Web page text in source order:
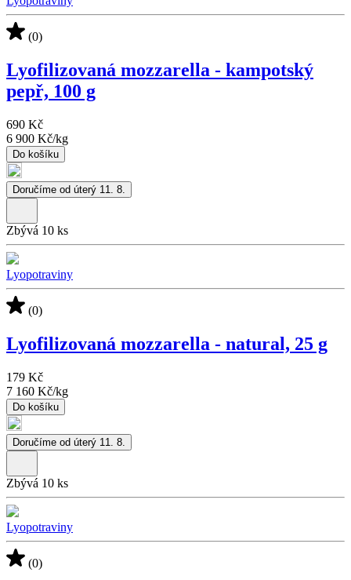
(0)
Lyofilizovaná mozzarella - kampotský
pepř, 100 g
690 Kč
6 900 Kč/kg
Do košíku
Doručíme od úterý 11. 8.
Zbývá 10 ks
Lyopotraviny
(0)
Lyofilizovaná mozzarella - natural, 25 g
179 Kč
7 160 Kč/kg
Do košíku
Doručíme od úterý 11. 8.
Zbývá 10 ks
Lyopotraviny
(0)